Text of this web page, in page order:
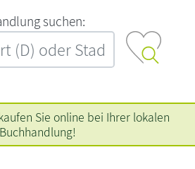
‍s‍u‍c‍h‍e‍n‍:‍
Sie online bei Ihrer lokalen
Buchhandlung!